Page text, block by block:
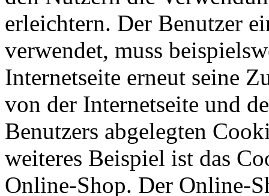
erleichtern. Der Benutzer
verwendet, muss
Internetseite erneut seine
von der Internetseite und
Benutzers abgelegten
weiteres Beispiel ist das
Online-Shop. Der Online-